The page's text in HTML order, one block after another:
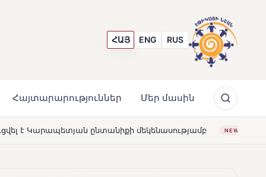
ՀԱՅ ENG RUS
Հայտարարություններ Մեր մասին
մեկենասությամբ NEWS Լողավազա՞ն, թե՞